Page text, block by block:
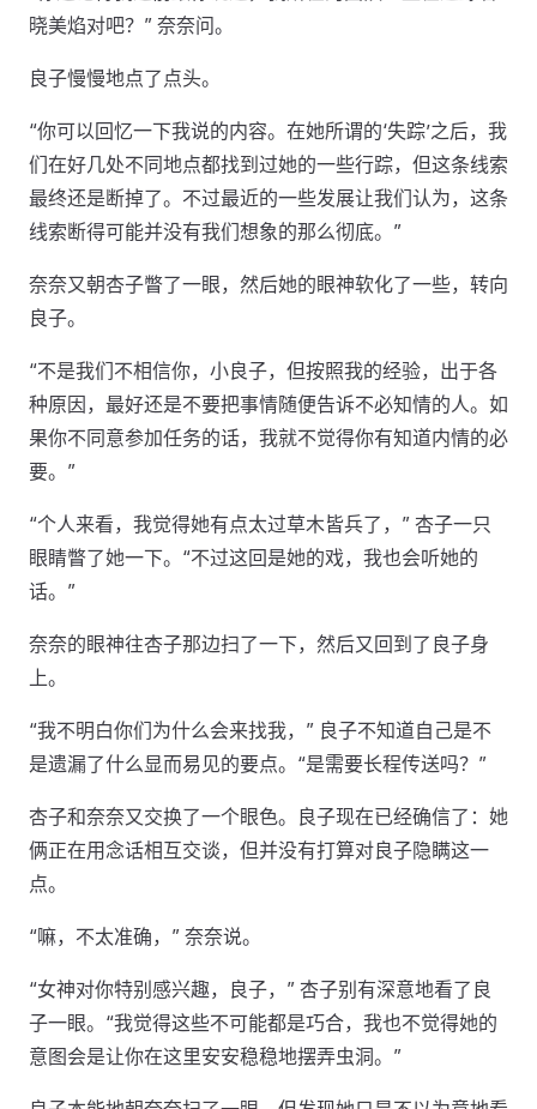
晓美焰对吧？” 奈奈问。
良子慢慢地点了点头。
“你可以回忆一下我说的内容。在她所谓的‘失踪’之后，我
们在好几处不同地点都找到过她的一些行踪，但这条线索
最终还是断掉了。不过最近的一些发展让我们认为，这条
线索断得可能并没有我们想象的那么彻底。”
奈奈又朝杏子瞥了一眼，然后她的眼神软化了一些，转向
良子。
“不是我们不相信你，小良子，但按照我的经验，出于各
种原因，最好还是不要把事情随便告诉不必知情的人。如
果你不同意参加任务的话，我就不觉得你有知道内情的必
要。”
“个人来看，我觉得她有点太过草木皆兵了，” 杏子一只
眼睛瞥了她一下。“不过这回是她的戏，我也会听她的
话。”
奈奈的眼神往杏子那边扫了一下，然后又回到了良子身
上。
“我不明白你们为什么会来找我，” 良子不知道自己是不
是遗漏了什么显而易见的要点。“是需要长程传送吗？”
杏子和奈奈又交换了一个眼色。良子现在已经确信了：她
俩正在用念话相互交谈，但并没有打算对良子隐瞒这一
点。
“嘛，不太准确，” 奈奈说。
“女神对你特别感兴趣，良子，” 杏子别有深意地看了良
子一眼。“我觉得这些不可能都是巧合，我也不觉得她的
意图会是让你在这里安安稳稳地摆弄虫洞。”